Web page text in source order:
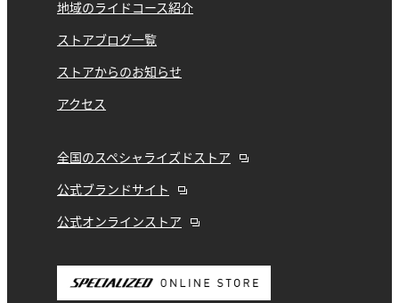
地域のライドコース紹介
ストアブログ一覧
ストアからのお知らせ
アクセス
全国のスペシャライズドストア
公式ブランドサイト
公式オンラインストア